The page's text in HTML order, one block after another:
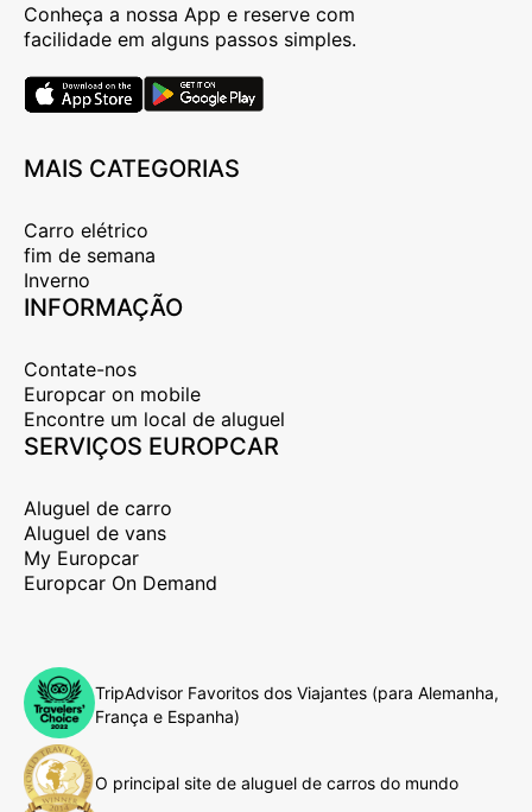
Conheça a nossa App e reserve com
facilidade em alguns passos simples.
MAIS CATEGORIAS
Carro elétrico
fim de semana
Inverno
INFORMAÇÃO
Contate-nos
Europcar on mobile
Encontre um local de aluguel
SERVIÇOS EUROPCAR
Aluguel de carro
Aluguel de vans
My Europcar
Europcar On Demand
TripAdvisor Favoritos dos Viajantes (para Alemanha,
França e Espanha)
O principal site de aluguel de carros do mundo